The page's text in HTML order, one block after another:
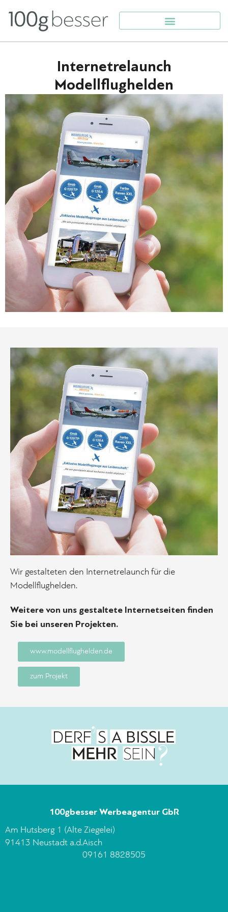
Internetrelaunch
Modellflughelden
Wir gestalteten den Internetrelaunch für die
Modellflughelden.
Weitere von uns gestaltete Internetseiten finden
Sie bei unseren Projekten.
www.modellflughelden.de
zum Projekt
100gbesser Werbeagentur GbR
Am Hutsberg 1 (Alte Ziegelei)
91413 Neustadt a.d.Aisch
09161 8828505